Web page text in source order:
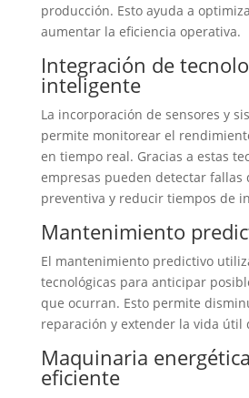
producción. Esto ayuda a
aumentar la eficiencia operativa.
Integración de
inteligente
La incorporación de sensores y
permite monitorear el
en tiempo real. Gracias a estas
empresas pueden detectar fallas
preventiva y reducir tiempos de
Mantenimiento
El mantenimiento predictivo
tecnológicas para anticipar
que ocurran. Esto permite
reparación y extender la vida útil
Maquinaria
eficiente